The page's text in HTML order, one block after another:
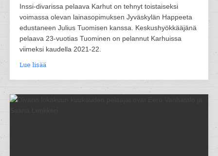
Inssi-divarissa pelaava Karhut on tehnyt toistaiseksi
voimassa olevan lainasopimuksen Jyväskylän Happeeta
edustaneen Julius Tuomisen kanssa. Keskushyökkääjänä
pelaava 23-vuotias Tuominen on pelannut Karhuissa
viimeksi kaudella 2021-22.
Lue lisää